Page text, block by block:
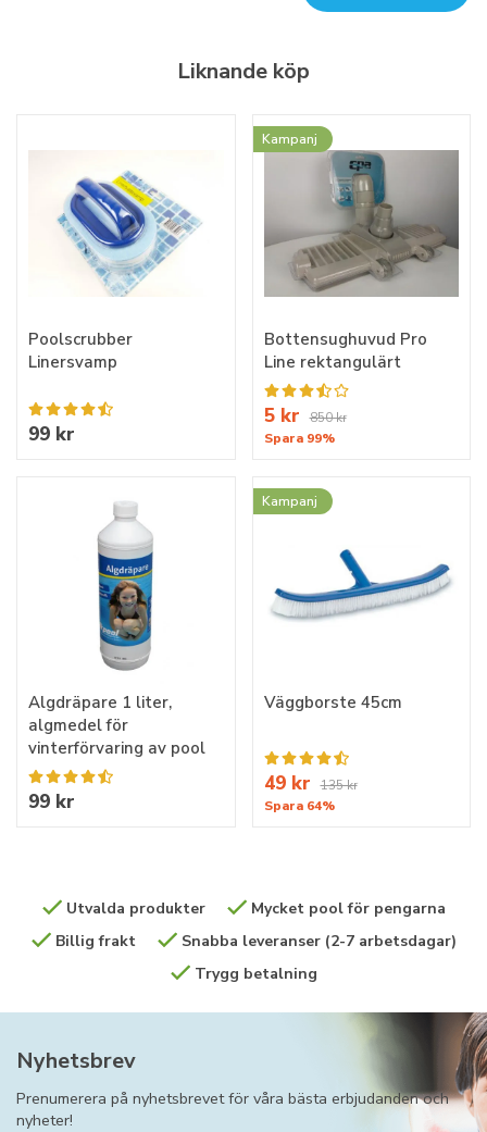
Liknande köp
Poolscrubber
Linersvamp
99 kr
Kampanj
Bottensughuvud Pro
Line rektangulärt
5 kr 850 kr
Spara 99%
Algdräpare 1 liter,
algmedel för
vinterförvaring av pool
99 kr
Kampanj
Väggborste 45cm
49 kr 135 kr
Spara 64%
Utvalda produkter
Mycket pool för pengarna
Billig frakt
Snabba leveranser (2-7 arbetsdagar)
Trygg betalning
Nyhetsbrev
Prenumerera på nyhetsbrevet för våra bästa erbjudanden och
nyheter!